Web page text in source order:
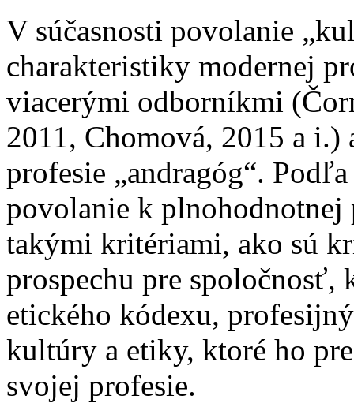
V súčasnosti povolanie
charakteristiky modernej
viacerými odborníkmi
2011, Chomová, 2015 a
profesie „andragóg“.
povolanie k plnohodnotnej
takými kritériami, ako sú
prospechu pre
etického kódexu,
kultúry a etiky, ktoré ho
svojej profesie.